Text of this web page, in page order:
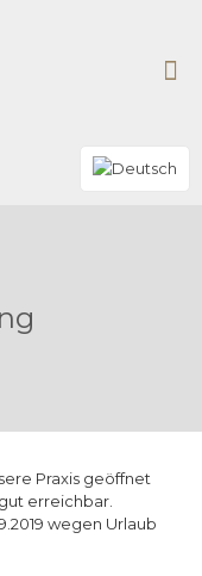
Praxis geöffnet
erreichbar.
wegen Urlaub